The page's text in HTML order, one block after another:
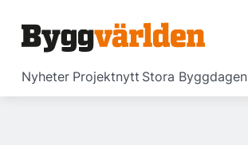
Nyheter Projektnytt Stora Byggdagen